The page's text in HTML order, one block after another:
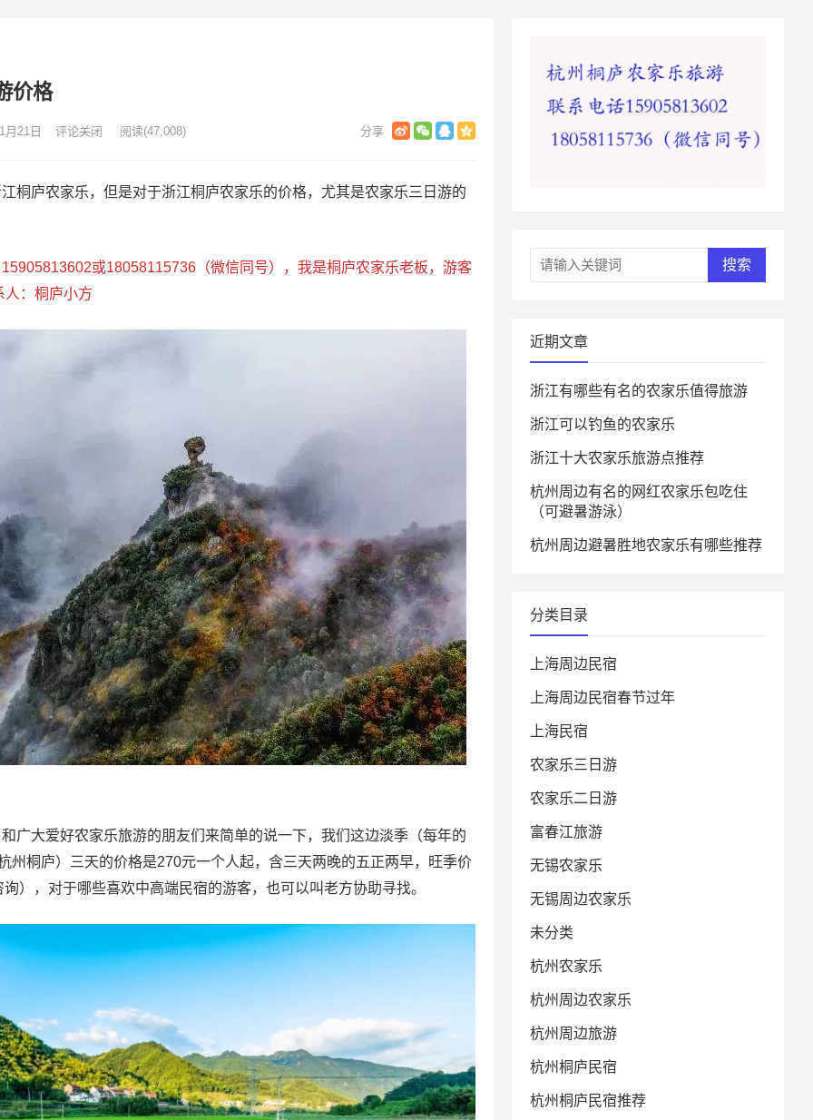
价格
月21日 评论关闭 阅读(47,008)
桐庐农家乐，但是对于浙江桐庐农家乐的价格，尤其是农家乐三日游的
或18058115736（微信同号），我是桐庐农家乐老板，游客
人：桐庐小方
广大爱好农家乐旅游的朋友们来简单的说一下，我们这边淡季（每年的
州桐庐）三天的价格是270元一个人起，含三天两晚的五正两早，旺季价
），对于哪些喜欢中高端民宿的游客，也可以叫老方协助寻找。
搜索
近期文章
浙江有哪些有名的农家乐值得旅游
浙江可以钓鱼的农家乐
浙江十大农家乐旅游点推荐
杭州周边有名的网红农家乐包吃住
（可避暑游泳）
杭州周边避暑胜地农家乐有哪些推荐
分类目录
上海周边民宿
上海周边民宿春节过年
上海民宿
农家乐三日游
农家乐二日游
富春江旅游
无锡农家乐
无锡周边农家乐
未分类
杭州农家乐
杭州周边农家乐
杭州周边旅游
杭州桐庐民宿
杭州桐庐民宿推荐